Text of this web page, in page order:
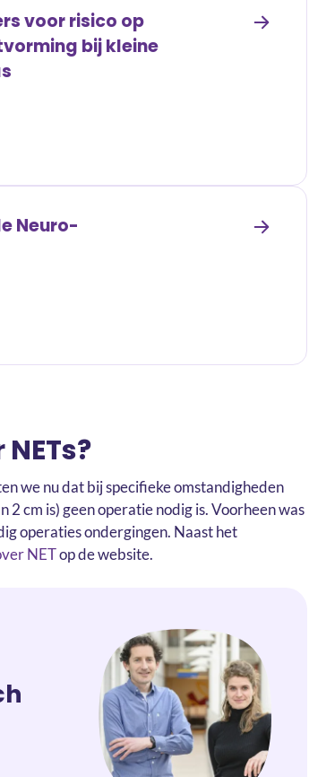
voor risico op
bij kleine
Neuro-
we nu dat bij specifieke omstandigheden
cm is) geen operatie nodig is. Voorheen was
operaties ondergingen. Naast het
NETop de website.